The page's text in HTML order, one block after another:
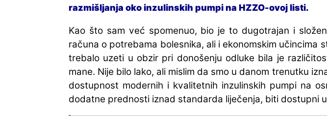
razmišljanja oko inzulinskih pumpi na HZZO-ovoj listi.
Kao što sam već spomenuo, bio je to dugotrajan i
računa o potrebama bolesnika, ali i ekonomskim učincima
trebalo uzeti u obzir pri donošenju odluke bila je
mane. Nije bilo lako, ali mislim da smo u danom trenutku
dostupnost modernih i kvalitetnih inzulinskih pumpi na
dodatne prednosti iznad standarda liječenja, biti dostupni